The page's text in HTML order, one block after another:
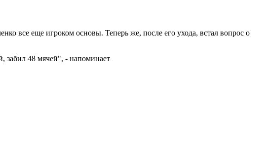
все еще игроком основы. Теперь же, после его ухода, встал вопрос о
забил 48 мячей", - напоминает